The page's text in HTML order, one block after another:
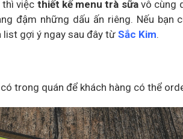
thì việc thiết kế menu trà sữavô cùng
đậm những dấu ấn riêng. Nếu bạn
gợi ý ngay sau đây từ Sắc Kim.
trong quán để khách hàng có thể